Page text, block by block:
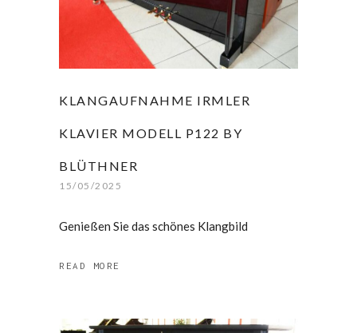
KLANGAUFNAHME IRMLER
KLAVIER MODELL P122 BY
BLÜTHNER
15/05/2025
Genießen Sie das schönes Klangbild
READ MORE